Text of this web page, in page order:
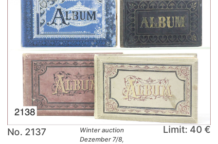
No. 2137
Winter auction
Dezember 7/8,
Limit: 40 €